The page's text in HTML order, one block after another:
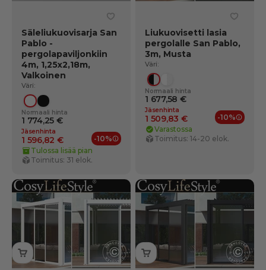
Säleliukuovisarja San
Pablo -
pergolapaviljonkiin
4m, 1,25x2,18m,
Valkoinen
Väri:
Valkoinen
Musta
Normaali hinta
1 774,25 €
Jäsenhinta
1 596,82 € -10%
Jäsenedut
Tulossa lisää pian
Toimitus: 31 elok.
Liukuovisetti lasia
pergolalle San Pablo,
3m, Musta
Väri:
Musta/Läpinäkyvä
Normaali hinta
1 677,58 €
Jäsenhinta
1 509,83 € -10%
Varastossa
Toimitus: 14-20 elok.